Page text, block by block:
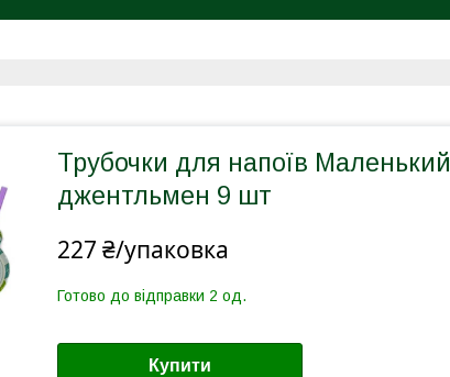
Трубочки для напоїв Маленький
джентльмен 9 шт
227 ₴/упаковка
Готово до відправки 2 од.
Купити